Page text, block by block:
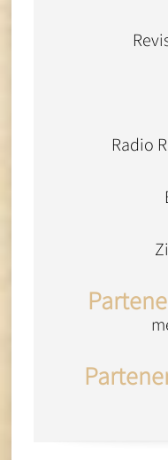
Radio